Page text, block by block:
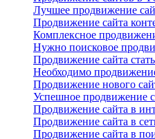
Лучшее продвижение
Продвижение сайта
Комплексное
Нужно поисковое
Продвижение сайта
Необходимо
Продвижение нового
Успешное продвижение
Продвижение сайта в
Продвижение сайта в
Продвижение сайта в